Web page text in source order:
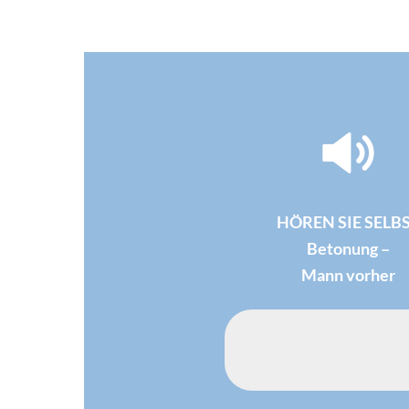
HÖREN SIE
Betonung –
Mann vorher